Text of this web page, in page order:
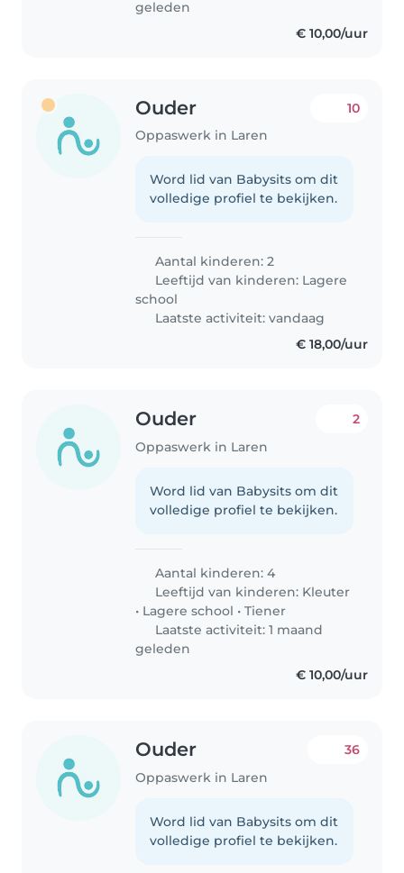
geleden
€ 10,00/uur
Ouder
Oppaswerk in Laren
10
Word lid van Babysits om dit
volledige profiel te bekijken.
Aantal kinderen: 2
Leeftijd van kinderen: Lagere
school
Laatste activiteit: vandaag
€ 18,00/uur
Ouder
Oppaswerk in Laren
2
Word lid van Babysits om dit
volledige profiel te bekijken.
Aantal kinderen: 4
Leeftijd van kinderen: Kleuter
• Lagere school •Tiener
Laatste activiteit: 1 maand
geleden
€ 10,00/uur
Ouder
Oppaswerk in Laren
36
Word lid van Babysits om dit
volledige profiel te bekijken.